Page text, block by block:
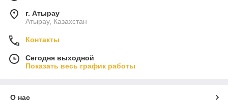
г. Атырау
Атырау, Казахстан
Контакты
Сегодня выходной
Показать весь график работы
О нас